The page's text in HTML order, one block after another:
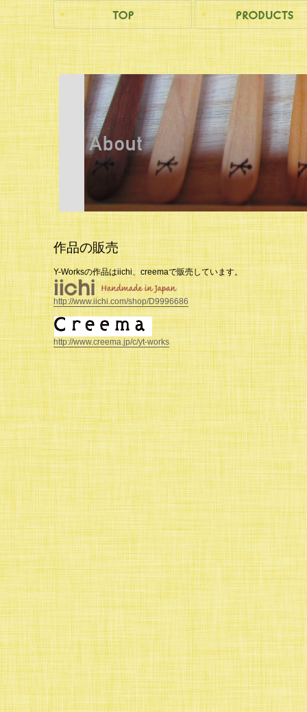
作品の販売
Y-Worksの作品はiichi、creemaで販売しています。
http://www.iichi.com/shop/D9996686
http://www.creema.jp/c/yt-works